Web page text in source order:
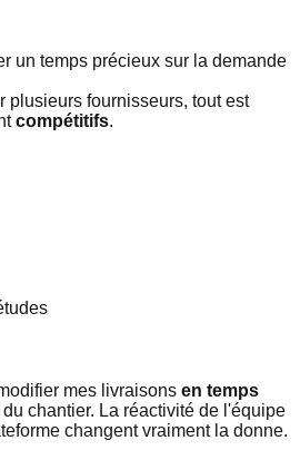
un temps précieux sur la demande
plusieurs fournisseurs, tout est
compétitifs.
mes livraisons en temps
chantier. La réactivité de l'équipe
changent vraiment la donne.